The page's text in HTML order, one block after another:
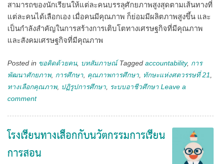
สามารถของนักเรียนให้แต่ละคนบรรลุศักยภาพสูงสุดตามเส้นทางที่
แต่ละคนได้เลือกเอง เมื่อคนมีคุณภาพ ก็ย่อมมีผลิตภาพสูงขึ้น และ
เป็นกำลังสำคัญในการสร้างการเติบโตทางเศรษฐกิจที่มีคุณภาพ
และสังคมเศรษฐกิจที่มีคุณภาพ
Posted in ขอคิดด้วยคน, บทสัมภาษณ์ Tagged accountability, การ
พัฒนาศักยภาพ, การศึกษา คุณภาพการศึกษา ทักษะแห่งศตวรรษที่ 21
ทางเลือกคุณภาพ, ปฏิรูปการศึกษา ระบบอาชีวศึกษา Leave a
comment
โรงเรียนทางเลือกกับนวัตกรรมการเรียน
การสอน